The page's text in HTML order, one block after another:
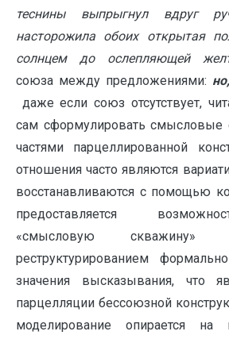
теснины выпрыгнул вдруг
насторожила обоих открытая
солнцем до ослепляющей
союза между предложениями: но,
даже если союз отсутствует,
сам сформулировать
частями парцеллированной
отношения часто являются
восстанавливаются с помощью
предоставляется
«смысловую
реструктурированием
значения высказывания, что
парцелляции бессоюзной
моделирование опирается на